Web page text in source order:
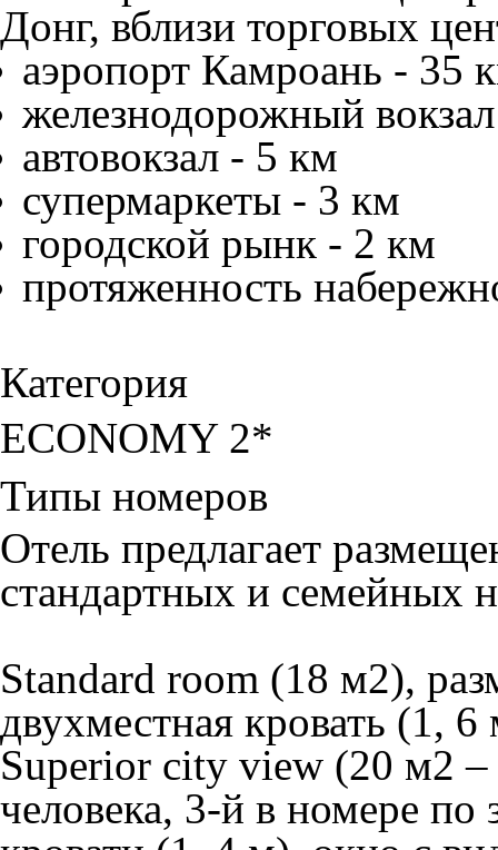
Донг, вблизи торговых
аэропорт Камроань - 35
железнодорожный
автовокзал - 5 км
супермаркеты - 3 км
городской рынк - 2 км
протяженность
Категория
ECONOMY 2*
Типы номеров
Отель предлагает
стандартных и семейных
Standard room (18 м2),
двухместная кровать (1,
Superior city view (20 м2 –
человека, 3-й в номере по